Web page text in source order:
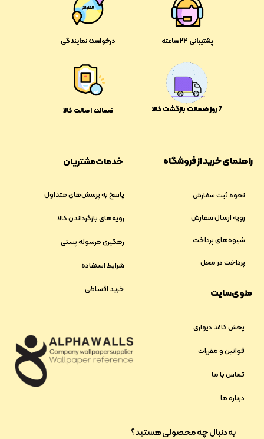
پشتیبانی ۲۴ ساعته درخواست نمایندگی
ضمانت اصالت کالا
راهنمای خرید از فروشگاه
نحوه ثبت سفارش
رویه ارسال سفارش
شیوه‌های پرداخت
پرداخت در محل
خدمات مشتریان
پاسخ به پرسش‌های متداول
رویه‌های بازگرداندن کالا
رهگیری مرسوله پستی
شرایط استفاده
خرید اقساطی
منوی سایت
پخش کاغذ دیواری
قوانین و مقررات
تماس با ما
درباره ما
به دنبال چه محصولی هستید؟
​​7 روز ضمانت بازگشت کالا